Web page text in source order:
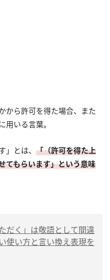
から許可を得た場合、また
いる言葉。
とは、 「（許可を得た上
てもらいます」という意味
だく」は敬語として間違
使い方と言い換え表現を